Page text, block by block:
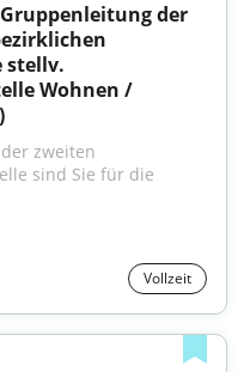
der
stellv.
Wohnen /
sind Sie für die
Vollzeit